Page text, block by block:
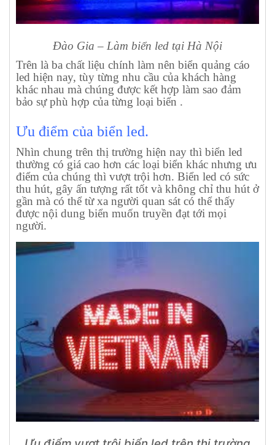
Đào Gia – Làm biển led tại Hà Nội
Trên là ba chất liệu chính làm nên biển quảng cáo
led hiện nay, tùy từng nhu cầu của khách hàng
khác nhau mà chúng được kết hợp làm sao đảm
bảo sự phù hợp của từng loại biển .
Ưu điểm của biển led.
Nhìn chung trên thị trường hiện nay thì biển led
thường có giá cao hơn các loại biển khác nhưng ưu
điểm của chúng thì vượt trội hơn. Biển led có sức
thu hút, gây ấn tượng rất tốt và không chỉ thu hút ở
gần mà có thể từ xa người quan sát có thể thấy
được nội dung biển muốn truyền đạt tới mọi
người.